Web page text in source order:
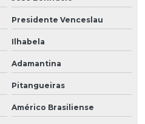
Presidente Venceslau
Ilhabela
Adamantina
Pitangueiras
Américo Brasiliense